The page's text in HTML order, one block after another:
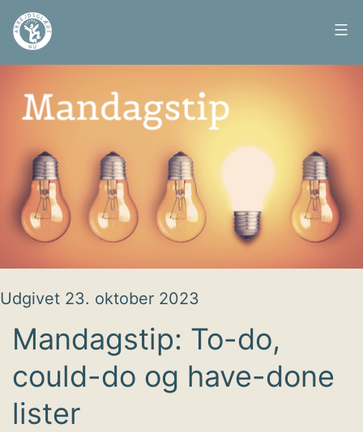
Fortsæt
Arbejdsglæde
Udgivet 23. oktober 2023
Mandagstip: To-do,
could-do og have-done
lister